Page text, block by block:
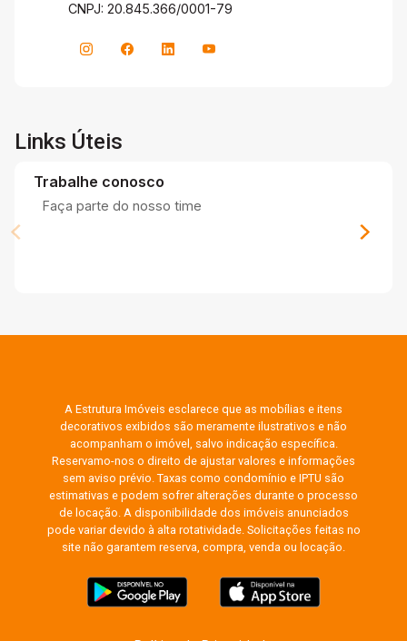
CNPJ: 20.845.366/0001-79
Links Úteis
Trabalhe conosco
Faça parte do nosso time
A Estrutura Imóveis esclarece que as mobílias e itens
decorativos exibidos são meramente ilustrativos e não
acompanham o imóvel, salvo indicação específica.
Reservamo-nos o direito de ajustar valores e informações
sem aviso prévio. Taxas como condomínio e IPTU são
estimativas e podem sofrer alterações durante o processo
de locação. A disponibilidade dos imóveis anunciados
pode variar devido à alta rotatividade. Solicitações feitas no
site não garantem reserva, compra, venda ou locação.